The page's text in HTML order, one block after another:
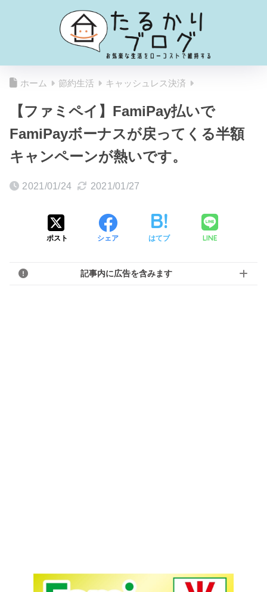
ホーム 節約生活 キャッシュレス決済
【ファミペイ】FamiPay払いで
FamiPayボーナスが戻ってくる半額
キャンペーンが熱いです。
2021/01/24 2021/01/27
ポスト シェア はてブ LINE
記事内に広告を含みます